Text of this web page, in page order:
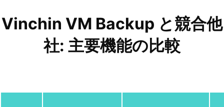
Vinchin VM Backup と競合他
社: 主要機能の比較